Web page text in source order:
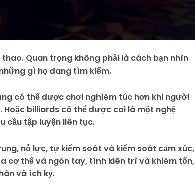
Quan trọng không phải là cách bạn nhìn
gì họ đang tìm kiếm.
có thể được chơi nghiêm túc hơn khi người
billiards có thể được coi là một nghệ
cầu tập luyện liên tục.
nỗ lực, tự kiểm soát và kiểm soát cảm xúc,
cơ thể và ngón tay, tính kiên trì và khiêm tốn,
và ích kỷ.